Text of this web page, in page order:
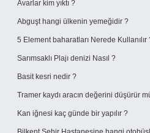
Avarlar kim yıktı ?
Abguşt hangi ülkenin yemeğidir ?
5 Element baharatları Nerede Kullanılır
Sarımsaklı Plajı denizi Nasıl ?
Basit kesri nedir ?
Tramer kaydı aracın değerini düşürür
Kan iğnesi kaç günde bir yapılır ?